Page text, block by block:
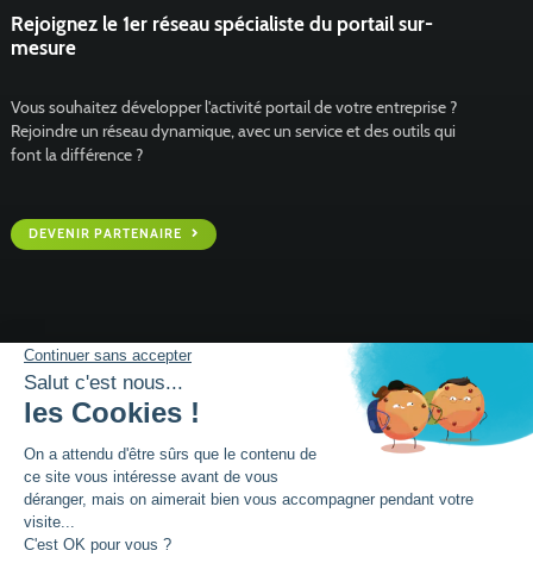
Rejoignez le 1er réseau spécialiste du portail sur-
mesure
Vous souhaitez développer l'activité portail de votre entreprise ?
Rejoindre un réseau dynamique, avec un service et des outils qui
font la différence ?
DEVENIR PARTENAIRE
Siège social :Parc activités la Niel BP 21 NOYAL-PONTIVY - FRANCE
Tél.: +33 (0)2 97 25
© 2026 - conçu parLamour du Web